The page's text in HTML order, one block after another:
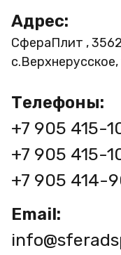
Адрес:
СфераПлит ,
Телефоны:
+7 905 415-
+7 905 415-
+7 905 414-
Email: